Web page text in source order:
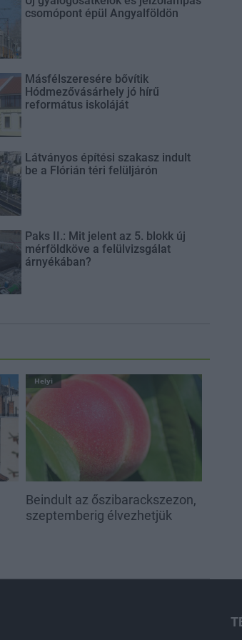
csomópont épül Angyalföldön
Másfélszeresére bővítik
Hódmezővásárhely jó hírű
református iskoláját
Látványos építési szakasz indult
be a Flórián téri felüljárón
Paks II.: Mit jelent az 5. blokk új
mérföldköve a felülvizsgálat
árnyékában?
Helyi
Beindult az őszibarackszezon,
szeptemberig élvezhetjük